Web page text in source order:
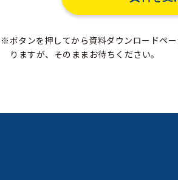
※ボタンを押してから資料ダウンロードペ
りますが、そのままお待ちください。